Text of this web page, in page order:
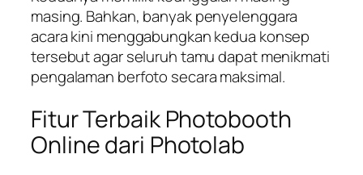
masing. Bahkan, banyak penyelenggara
acara kini menggabungkan kedua konsep
tersebut agar seluruh tamu dapat menikmati
pengalaman berfoto secara maksimal.
Fitur Terbaik Photobooth
Online dari Photolab